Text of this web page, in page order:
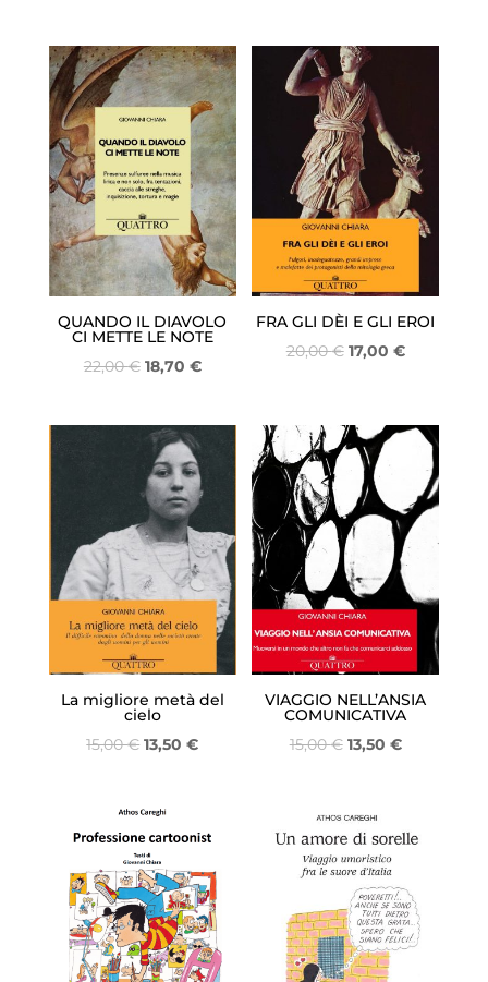
era:
22,00 €.
QUANDO IL DIAVOLO
CI METTE LE NOTE
22,00€ Il
originale
era:
22,00 €.
18,70 €Il
attuale
è:
18,70 €.
FRA GLI DÈI E GLI EROI
20,00€ Il
era:
20,00 €.
17,00 €Il
è:
17,00 €.
La migliore metà del
cielo
15,00€ Il
era:
15,00 €.
13,50€Il
è:
VIAGGIO NELL’ANSIA
COMUNICATIVA
15,00€ Il
era:
15,00 €.
13,50 €Il
è: